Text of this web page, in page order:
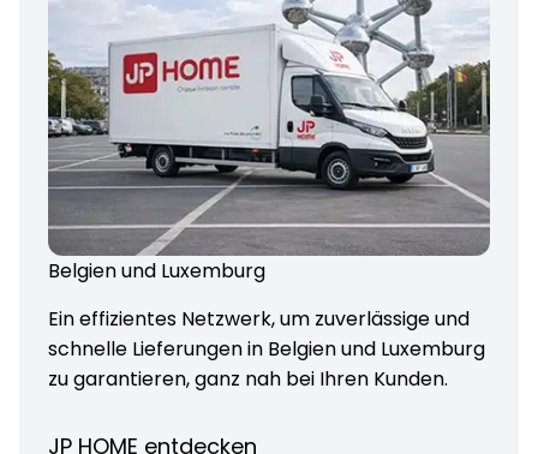
Belgien und Luxemburg
Ein effizientes Netzwerk, um zuverlässige und
schnelle Lieferungen in Belgien und Luxemburg
zu garantieren, ganz nah bei Ihren Kunden.
JP HOME entdecken